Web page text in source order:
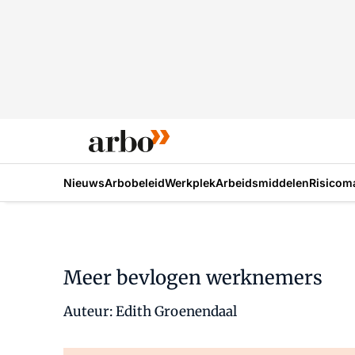
NieuwsArbobeleidWerkplekArbeidsmiddelen
Meer bevlogen werknemers
Auteur: Edith Groenendaal